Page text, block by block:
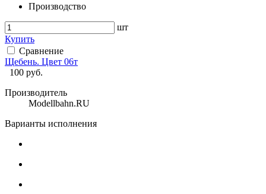
Производство
шт
Купить
Сравнение
Щебень. Цвет 06т
100 руб.
Производитель
Modellbahn.RU
Варианты исполнения